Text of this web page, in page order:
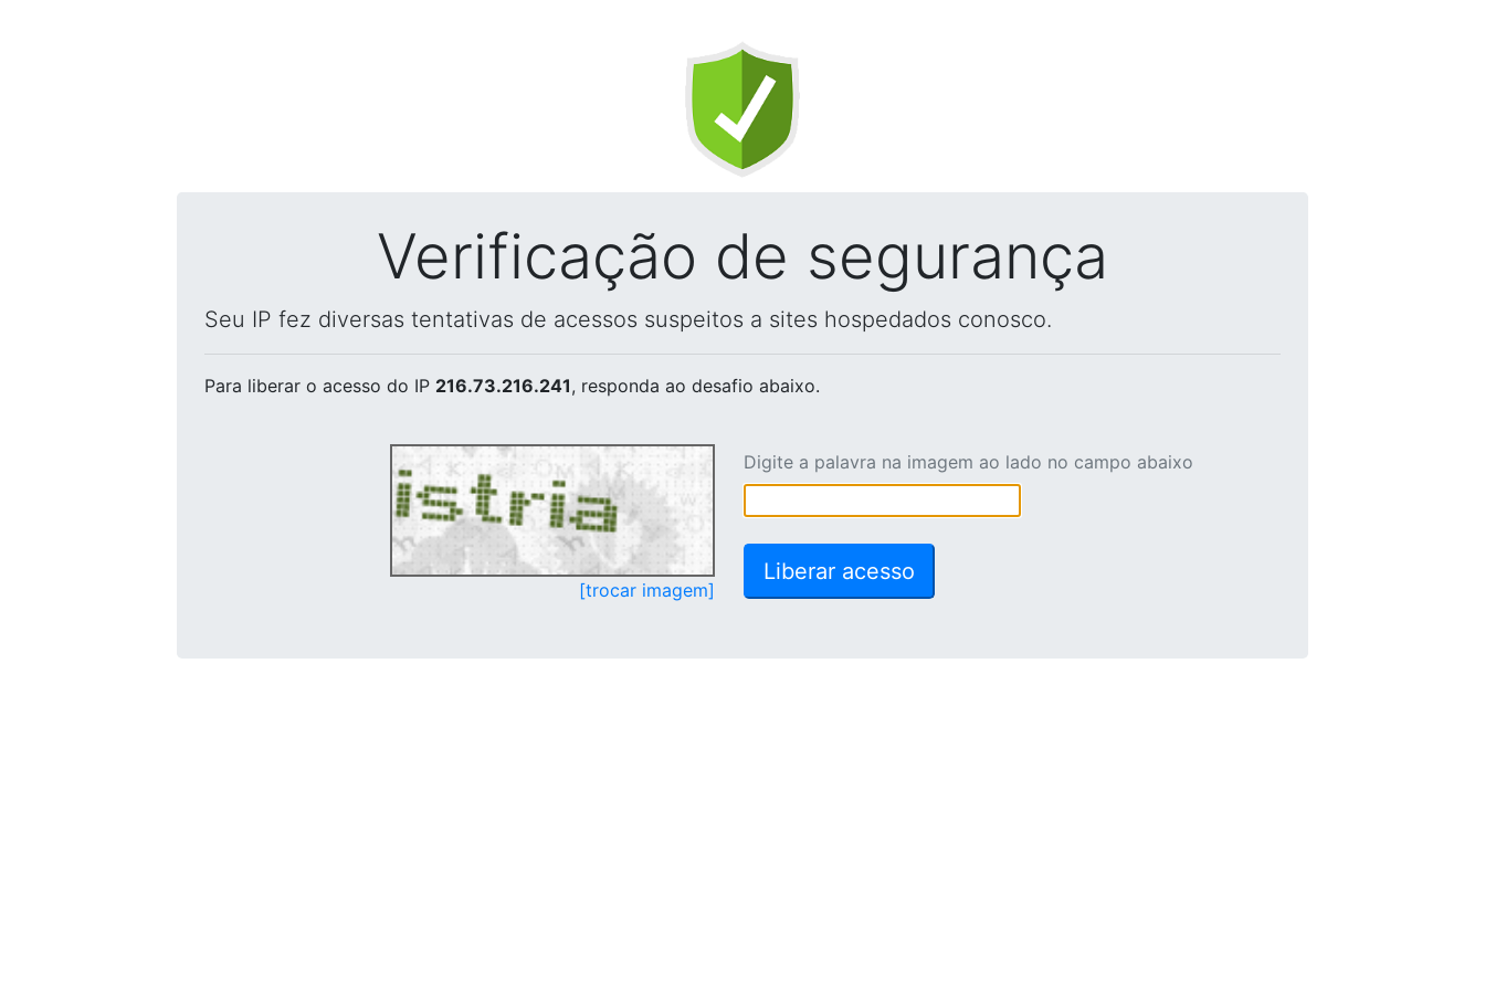
Verificação de segurança
Seu IP fez diversas tentativas de acessos suspeitos a sites hospedados conosco.
Para liberar o acesso do IP 216.73.216.241, responda ao desafio abaixo.
[trocar imagem]
Digite a palavra na imagem ao lado no campo abaixo